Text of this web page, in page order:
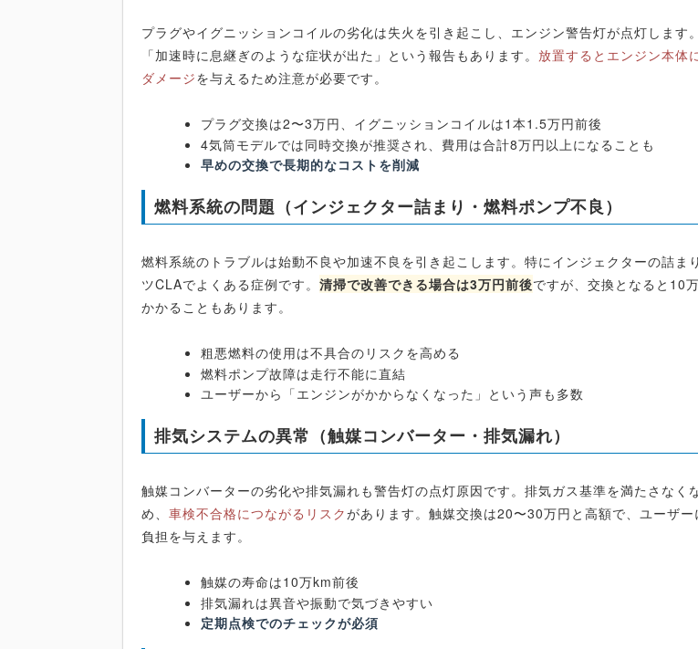
プラグやイグニッションコイルの劣化は失火を引き起こし、エンジン警告灯が点灯します
「加速時に息継ぎのような症状が出た」という報告もあります。 放置するとエンジン本体
ダメージを与えるため注意が必要です。
プラグ交換は2〜3万円、イグニッションコイルは1本1.5万円前後
4気筒モデルでは同時交換が推奨され、費用は合計8万円以上になることも
早めの交換で長期的なコストを削減
燃料系統の問題（インジェクター詰まり・燃料ポンプ不良）
燃料系統のトラブルは始動不良や加速不良を引き起こします。特にインジェクターの詰ま
ツCLAでよくある症例です。清掃で改善できる場合は3万円前後ですが、交換となると10
かかることもあります。
粗悪燃料の使用は不具合のリスクを高める
燃料ポンプ故障は走行不能に直結
ユーザーから「エンジンがかからなくなった」という声も多数
排気システムの異常（触媒コンバーター・排気漏れ）
触媒コンバーターの劣化や排気漏れも警告灯の点灯原因です。排気ガス基準を満たさなく
め、車検不合格につながるリスクがあります。触媒交換は20〜30万円と高額で、ユーザー
負担を与えます。
触媒の寿命は10万km前後
排気漏れは異音や振動で気づきやすい
定期点検でのチェックが必須